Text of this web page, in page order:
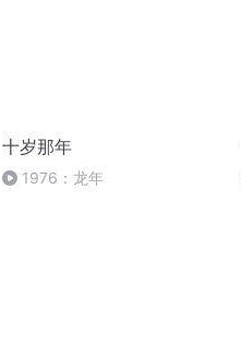
十岁那年
1976：龙年